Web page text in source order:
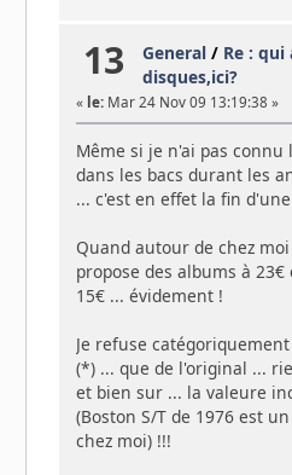
13 General / Re : qui
disques,ici?
« le:Mar 24 Nov 09 13:19:38 »
Même si je n'ai pas
dans les bacs durant les
... c'est en effet la fin
Quand autour de chez
propose des albums à 23€
15€ ... évidement !
Je refuse
(*) ... que de l'original ...
et bien sur ... la valeure
(Boston S/T de 1976 est
chez moi) !!!